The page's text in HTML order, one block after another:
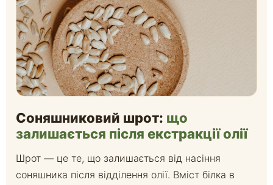
Соняшниковий шрот: що
залишається після екстракції олії
Шрот — це те, що залишається від насіння
соняшника після відділення олії. Вміст білка в